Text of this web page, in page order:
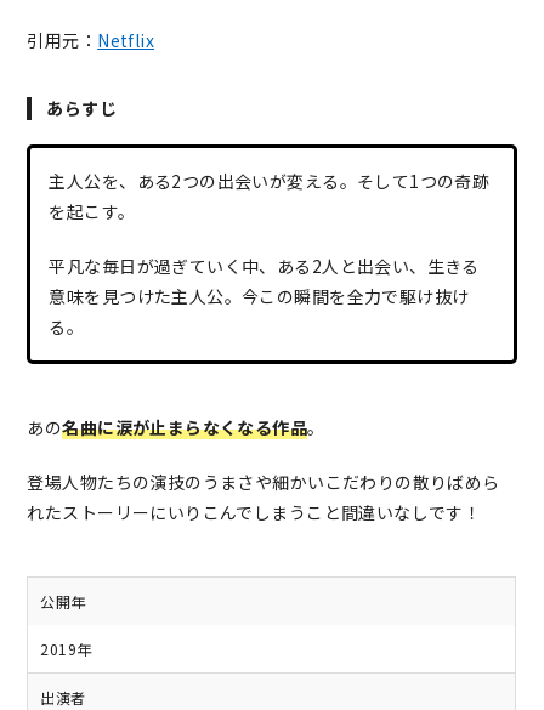
引用元： Netflix
あらすじ
主人公を、ある2つの出会いが変える。そして1つの奇跡
を起こす。
平凡な毎日が過ぎていく中、ある2人と出会い、生きる
意味を見つけた主人公。今この瞬間を全力で駆け抜け
る。
あの名曲に涙が止まらなくなる作品。
登場人物たちの演技のうまさや細かいこだわりの散りばめら
れたストーリーにいりこんでしまうこと間違いなしです！
公開年
2019年
出演者